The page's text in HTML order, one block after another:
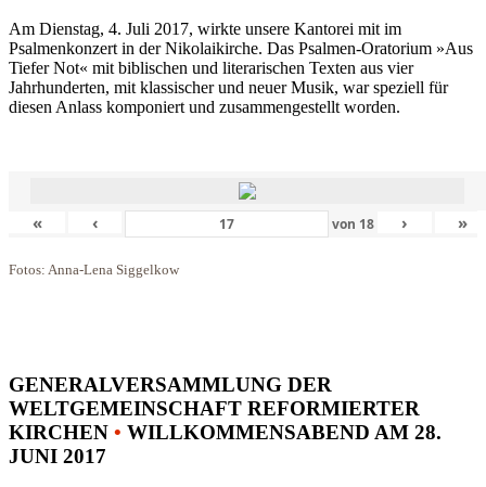
Am Dienstag, 4. Juli 2017, wirkte unsere Kantorei mit im
Psalmenkonzert in der Nikolaikirche. Das Psalmen-Oratorium »Aus
Tiefer Not« mit biblischen und literarischen Texten aus vier
Jahrhunderten, mit klassischer und neuer Musik, war speziell für
diesen Anlass komponiert und zusammengestellt worden.
« ‹ von 18 › »
Fotos: Anna-Lena Siggelkow
GENERALVERSAMMLUNG DER
WELTGEMEINSCHAFT REFORMIERTER
KIRCHEN • WILLKOMMENSABEND AM 28.
JUNI 2017